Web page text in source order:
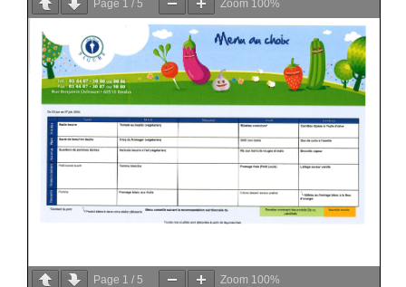
Page 1 / 5 Zoom 100%
Page 1 / 5 Zoom 100%